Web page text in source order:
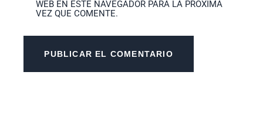
WEB EN ESTE NAVEGADOR PARA LA PRÓXIMA
VEZ QUE COMENTE.
PUBLICAR EL COMENTARIO